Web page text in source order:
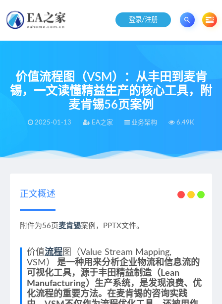
登录/注册
价值流程图（VSM）：从丰田到麦肯
锡，一文读懂精益生产的核心工具，附
麦肯锡56页案例
2025-01-13 EA之家 业务架构 6.49K
当前位置：EA之家 > 价值流程图（VSM）：从丰田到麦肯锡，一文读懂精益生产的核心工具，附麦肯锡56页案例
正文概述
附件为56页麦肯锡案例，PPTX文件。
价值流程图（Value Stream Mapping,
VSM）
是一种用来分析企业物流和信息流的
可视化工具，源于丰田精益制造（Lean
Manufacturing）生产系统，是发现浪费、优
化流程的重要方法。在麦肯锡的咨询实践